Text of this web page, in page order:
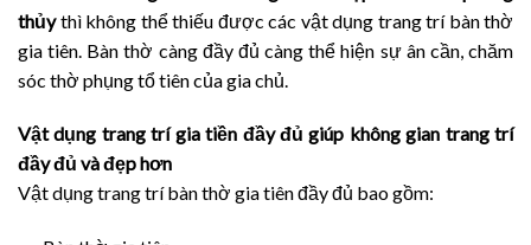
thủythì không thể thiếu được các vật dụng trang trí bàn thờ
gia tiên. Bàn thờ càng đầy đủ càng thể hiện sự ân cần, chăm
sóc thờ phụng tổ tiên của gia chủ.
Vật dụng trang trí gia tiền đầy đủ giúp không gian trang trí
đầy đủ và đẹp hơn
Vật dụng trang trí bàn thờ gia tiên đầy đủ bao gồm: